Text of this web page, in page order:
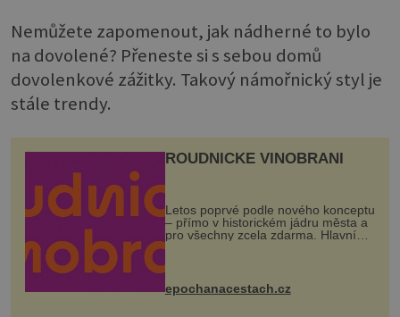
Nemůžete zapomenout, jak nádherné to bylo
na dovolené? Přeneste si s sebou domů
dovolenkové zážitky. Takový námořnický styl je
stále trendy.
ROUDNICKÉ VINOBRANÍ
Letos poprvé podle nového konceptu
– přímo v historickém jádru města a
pro všechny zcela zdarma. Hlavní
program se odehraje na Karlově a
mohou těšit na víno, burčák, pes...
epochanacestach.cz